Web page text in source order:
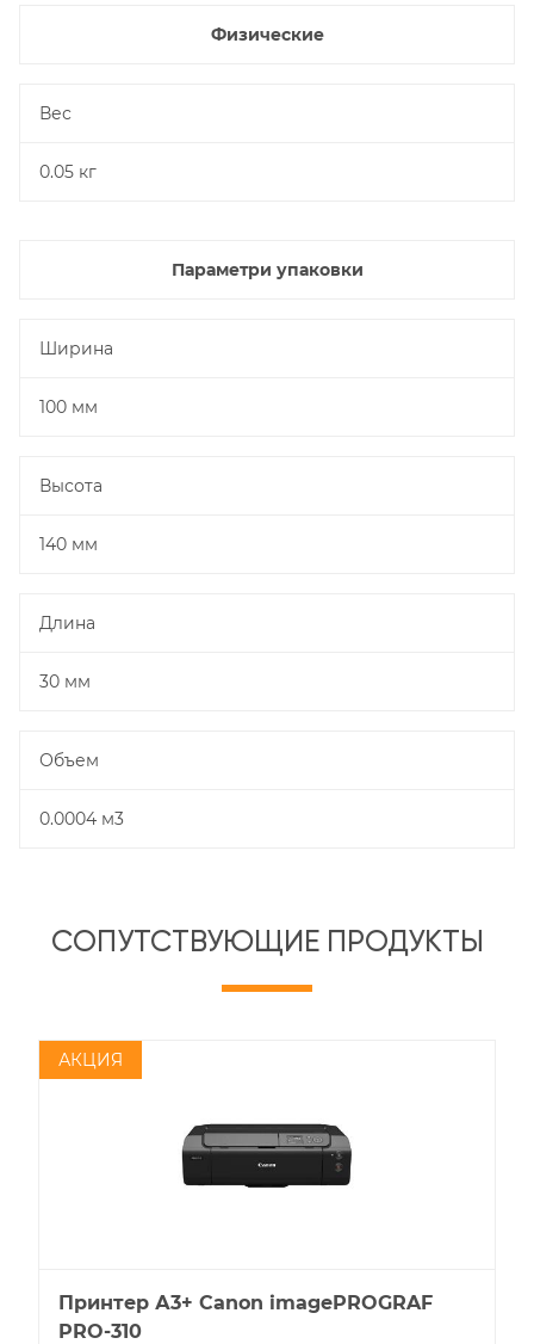
Физические
Вес
0.05 кг
Параметри упаковки
Ширина
100 мм
Высота
140 мм
Длина
30 мм
Объем
0.0004 м3
СОПУТСТВУЮЩИЕ ПРОДУКТЫ
АКЦИЯ
Принтер А3+ Canon imagePROGRAF
PRO-310